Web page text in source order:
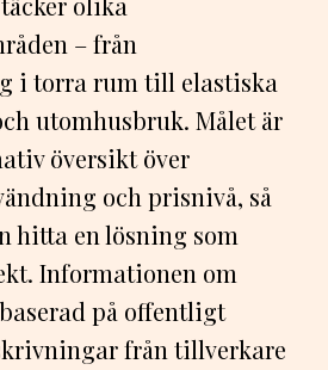
– från
i torra rum till elastiska
utomhusbruk. Målet är
översikt över
och prisnivå, så
hitta en lösning som
Informationen om
på offentligt
från tillverkare